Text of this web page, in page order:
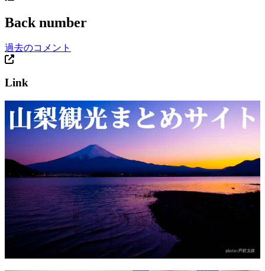
Back number
過去のコメント
Link